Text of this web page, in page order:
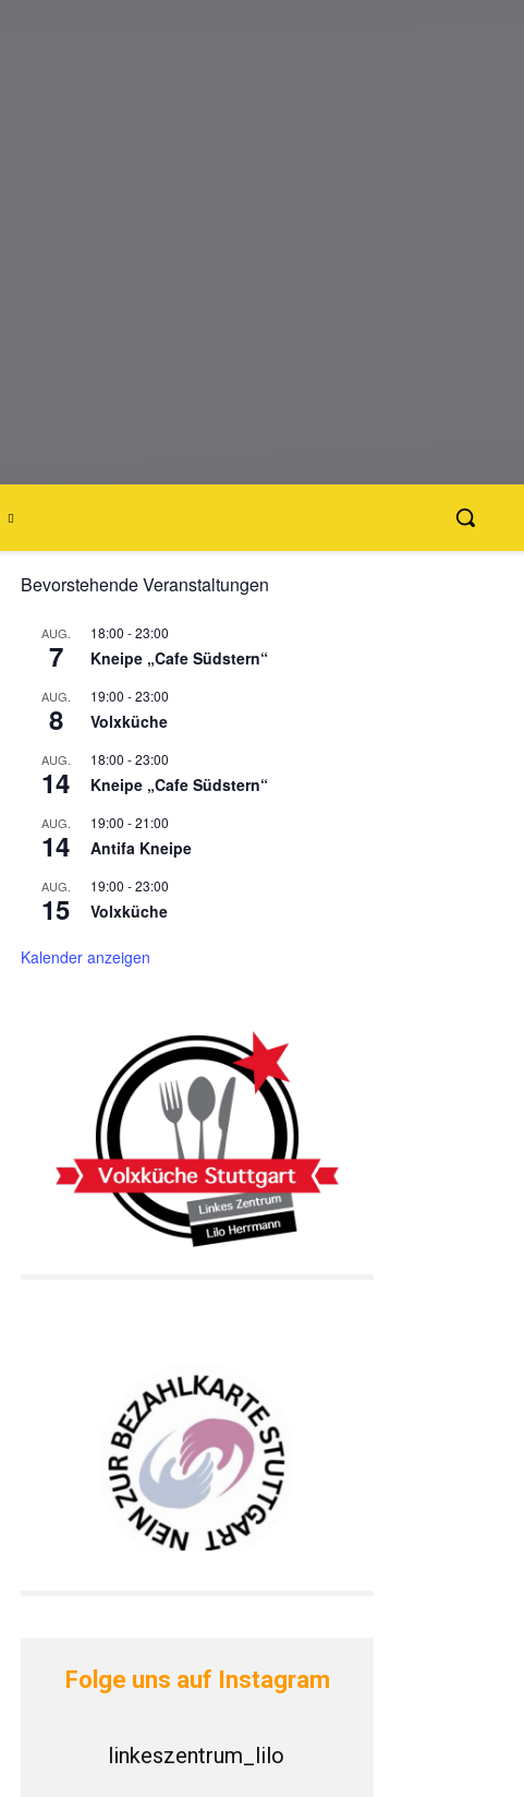
Bevorstehende Veranstaltungen
AUG.
7
18:00 -23:00
Kneipe „Cafe Südstern“
AUG.
8
19:00 -23:00
Volxküche
AUG.
14
18:00 -23:00
Kneipe „Cafe Südstern“
AUG.
14
19:00 -21:00
Antifa Kneipe
AUG.
15
19:00 -23:00
Volxküche
Kalender anzeigen
Folge uns auf Instagram
linkeszentrum_lilo